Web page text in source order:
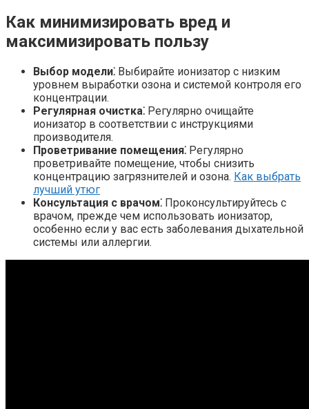
Как минимизировать вред и
максимизировать пользу
Выбор модели⁚ Выбирайте ионизатор с низким
уровнем выработки озона и системой контроля его
концентрации.
Регулярная очистка⁚ Регулярно очищайте
ионизатор в соответствии с инструкциями
производителя.
Проветривание помещения⁚ Регулярно
проветривайте помещение, чтобы снизить
концентрацию загрязнителей и озона. Как выбрать
лучший утюг
Консультация с врачом⁚ Проконсультируйтесь с
врачом, прежде чем использовать ионизатор,
особенно если у вас есть заболевания дыхательной
системы или аллергии.